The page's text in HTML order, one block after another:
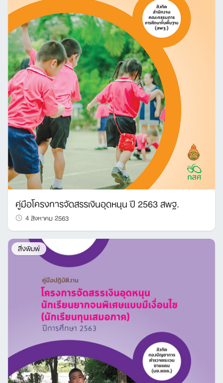
คู่มือโครงการจัดสรรเงินอุดหนุน ปี 2563 สพฐ.
4 สิงหาคม 2563
สิ่งพิมพ์